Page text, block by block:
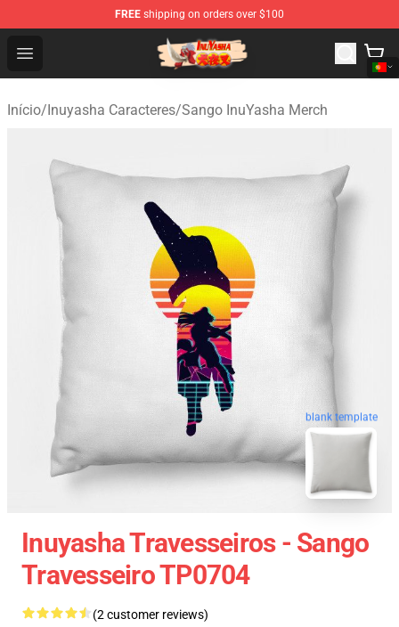
FREE shipping on orders over $100
Open menu
Inuyasha Store - Official Inuyasha Merchandise Shop
Início/Inuyasha Caracteres/Sango InuYasha Merch
blank template
Inuyasha Travesseiros - Sango
Travesseiro TP0704
(2 customer reviews)